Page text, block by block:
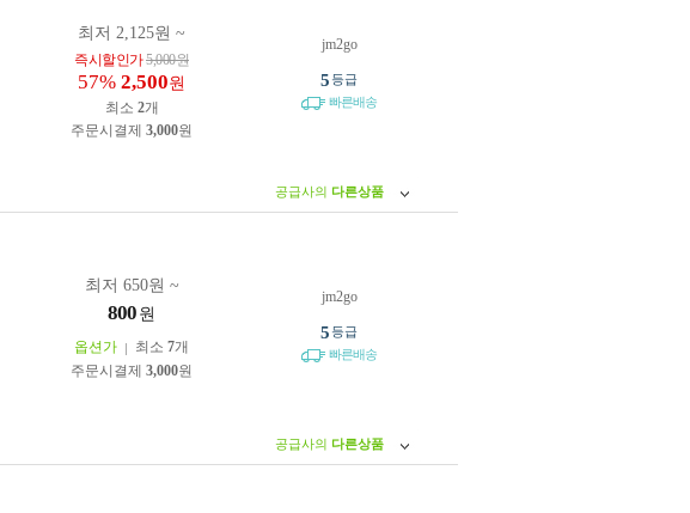
최저 2,125원 ~
즉시할인가5,000원
57% 2,500원
최소 2개
주문시결제 3,000원
jm2go
5등급
빠른배송
공급사의 다른상품
최저 650원 ~
800 원
옵션가 최소 7개
주문시결제 3,000원
jm2go
5등급
빠른배송
공급사의 다른상품